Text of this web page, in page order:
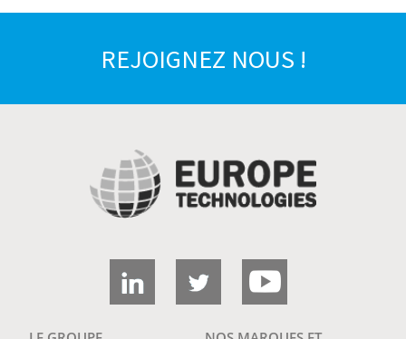
REJOIGNEZ NOUS !